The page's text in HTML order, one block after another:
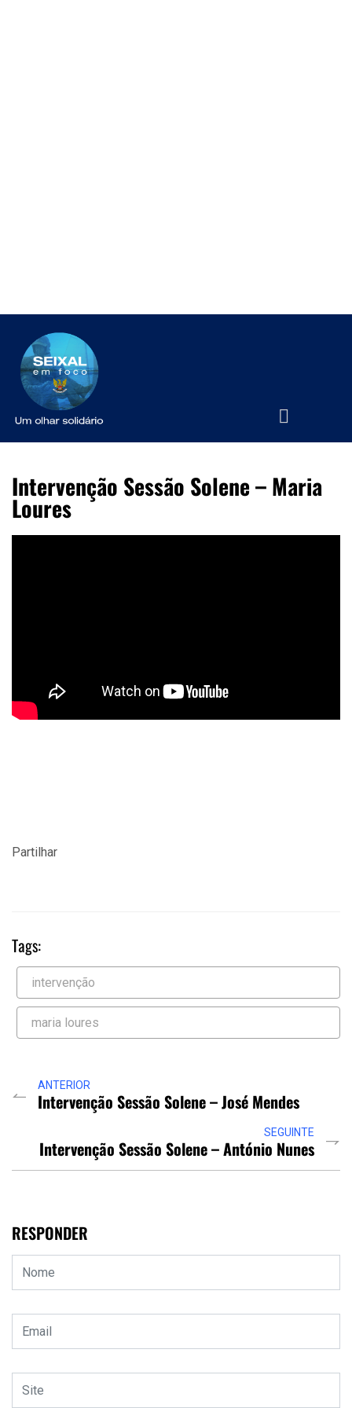
Intervenção Sessão Solene – Maria
Loures
Partilhar
Tags:
intervenção
maria loures
ANTERIOR
Intervenção Sessão Solene – José Mendes
SEGUINTE
Intervenção Sessão Solene – António Nunes
RESPONDER